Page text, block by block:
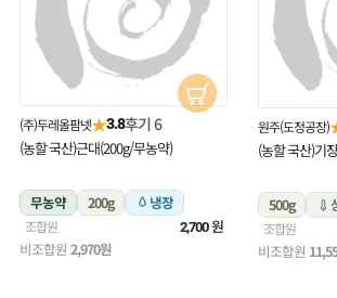
(주)두레올팜넷★3.8후기 6
(농할 국산)근대(200g/무농약)
무농약 200g 냉장
조합원 2,700원
비조합원 2,970원
원주(도정공장)
(농할 국산)기
500g
조합원
비조합원